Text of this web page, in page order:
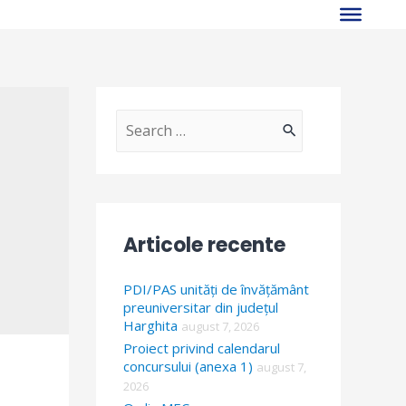
S
c
f
o
r
:
Articole recente
PDI/PAS unități de învățământ
preuniversitar din județul
Harghita august 7, 2026
Proiect privind calendarul
concursului (anexa 1) august 7,
2026